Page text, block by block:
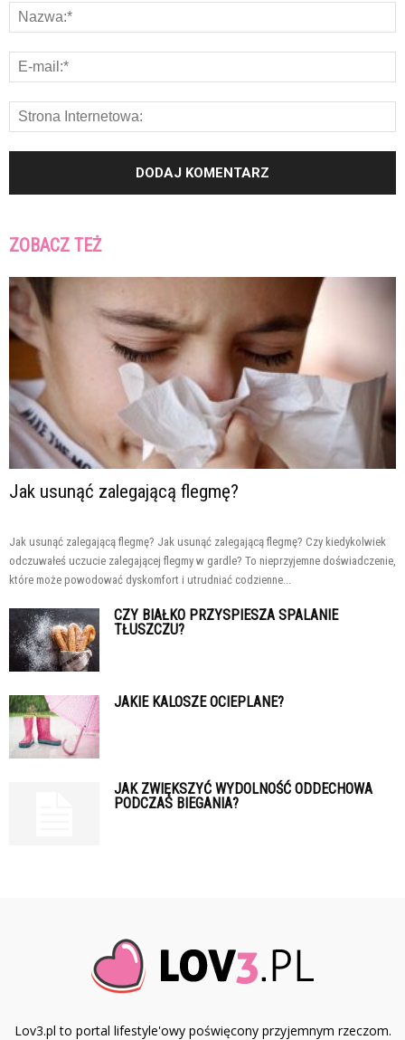
ZOBACZ TEŻ
Jak usunąć zalegającą flegmę?
Jak usunąć zalegającą flegmę? Jak usunąć zalegającą flegmę? Czy kiedykolwiek
odczuwałeś uczucie zalegającej flegmy w gardle? To nieprzyjemne doświadczenie,
które może powodować dyskomfort i utrudniać codzienne...
CZY BIAŁKO PRZYSPIESZA SPALANIE
TŁUSZCZU?
JAKIE KALOSZE OCIEPLANE?
JAK ZWIĘKSZYĆ WYDOLNOŚĆ ODDECHOWA
PODCZAS BIEGANIA?
Lov3.pl to portal lifestyle'owy poświęcony przyjemnym rzeczom.